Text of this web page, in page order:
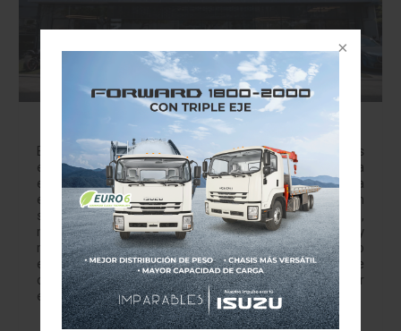
50 de BMW en México: Algo más que abrir una
agencia en Jalisco
BMW celebra medio centenar de agencias en el país
estrenando en Jalisco el concepto "Retail.Next": una
experiencia más humana, tecnológica y lista para la era
eléctrica. En la industria automotriz, los números suelen
ser fríos: cifras de ventas, porcentajes de participación,
metros cuadrados de construcción. Sin embargo, hay
momentos en los que un número se convierte en un hito
emocional y en el reflejo de una sólida historia de
confianza. Eso es exactamente lo que acaba de suceder
en Zapopan,…